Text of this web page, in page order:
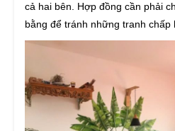
cả hai bên. Hợp đồng cần phải
bằng để tránh những tranh chấp